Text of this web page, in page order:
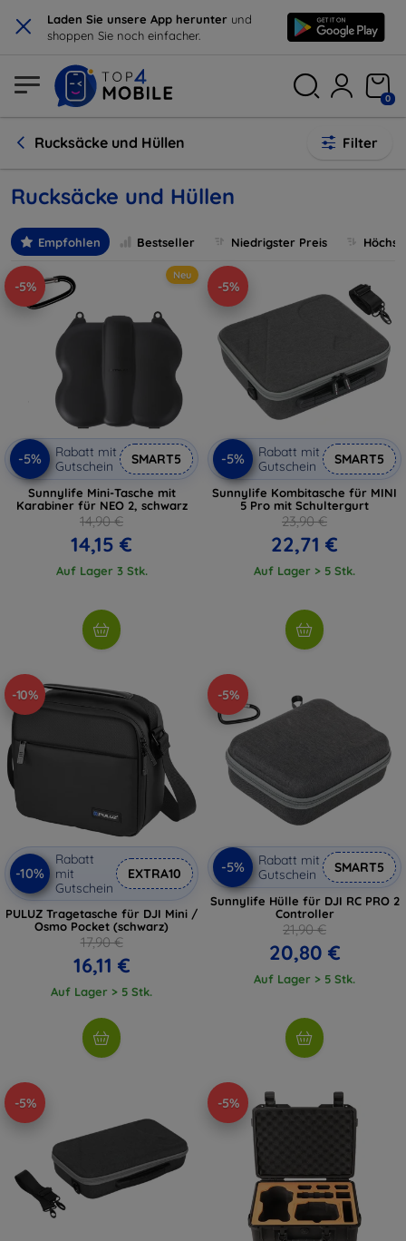
× Laden Sie unsere App herunter und
shoppen Sie noch einfacher.
0
Rucksäcke und Hüllen Filter
Rucksäcke und Hüllen
Empfohlen Bestseller Niedrigster Preis
-5%
Neu
-5%
Rabatt mit
Gutschein
SMART5
Sunnylife Mini-Tasche mit
Karabiner für NEO 2, schwarz
14,90 €
14,15 €
Auf Lager 3 Stk.
-5%
-5%
Rabatt mit
Gutschein
SMART5
Sunnylife Kombitasche für MINI
5 Pro mit Schultergurt
23,90 €
22,71 €
Auf Lager > 5 Stk.
-10%
-10%
Rabatt
mit
Gutschein
EXTRA10
PULUZ Tragetasche für DJI Mini /
Osmo Pocket (schwarz)
17,90 €
16,11 €
Auf Lager > 5 Stk.
-5%
-5%
Rabatt mit
Gutschein
SMART5
Sunnylife Hülle für DJI RC PRO 2
Controller
21,90 €
20,80 €
Auf Lager > 5 Stk.
-5% -5%